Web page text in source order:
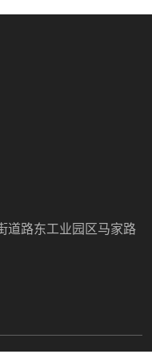
路东工业园区马家路